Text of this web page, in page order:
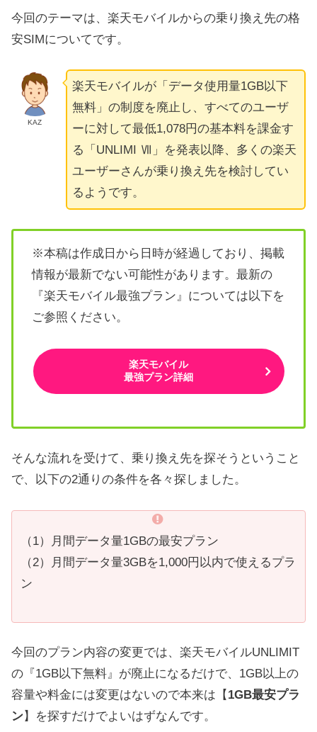
今回のテーマは、楽天モバイルからの乗り換え先の格
安SIMについてです。
KAZ
楽天モバイルが「データ使用量1GB以下
無料」の制度を廃止し、すべてのユーザ
ーに対して最低1,078円の基本料を課金す
る「UNLIMI Ⅶ」を発表以降、多くの楽天
ユーザーさんが乗り換え先を検討してい
るようです。
※本稿は作成日から日時が経過しており、掲載
情報が最新でない可能性があります。最新の
『楽天モバイル最強プラン』については以下を
ご参照ください。
楽天モバイル
最強プラン詳細
そんな流れを受けて、乗り換え先を探そうということ
で、以下の2通りの条件を各々探しました。
（1）月間データ量1GBの最安プラン
（2）月間データ量3GBを1,000円以内で使えるプラ
ン
今回のプラン内容の変更では、楽天モバイルUNLIMIT
の『1GB以下無料』が廃止になるだけで、1GB以上の
容量や料金には変更はないので本来は【 1GB最安プラ
ン】を探すだけでよいはずなんです。